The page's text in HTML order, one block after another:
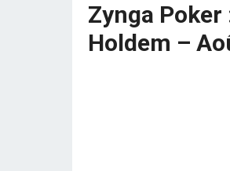
Zynga
Holdem –